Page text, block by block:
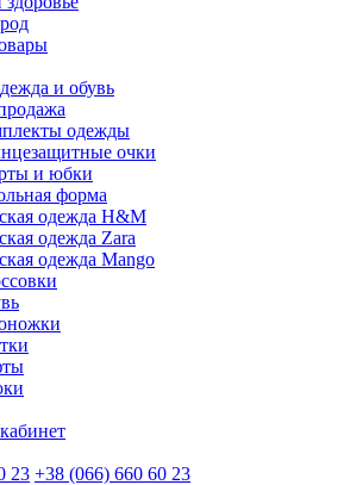
и обувь
одежды
очки
и юбки
форма
одежда H&M
одежда Zara
одежда Mango
23 +38 (066) 660 60 23